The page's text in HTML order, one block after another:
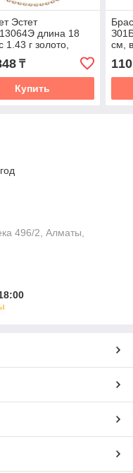
Эстет
длина 18
1.43 г золото,
якорное
₸
Купить
см,
496/2, Алматы,